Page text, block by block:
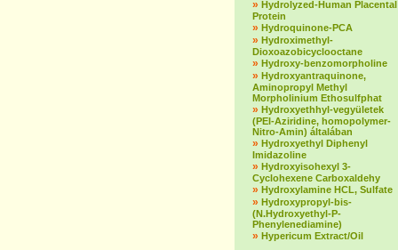
» Hydrolyzed-Human Placental
Protein
» Hydroquinone-PCA
» Hydroximethyl-
Dioxoazobicyclooctane
» Hydroxy-benzomorpholine
» Hydroxyantraquinone,
Aminopropyl Methyl
Morpholinium Ethosulfphat
» Hydroxyethhyl-vegyületek
(PEI-Aziridine, homopolymer-
Nitro-Amin) általában
» Hydroxyethyl Diphenyl
Imidazoline
» Hydroxyisohexyl 3-
Cyclohexene Carboxaldehy
» Hydroxylamine HCL, Sulfate
» Hydroxypropyl-bis-
(N.Hydroxyethyl-P-
Phenylenediamine)
» Hypericum Extract/Oil